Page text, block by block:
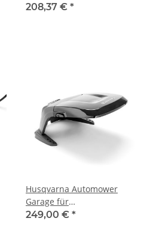
208,37 € *
Husqvarna Automower
Garage für
305/310/315/315X
249,00 € *